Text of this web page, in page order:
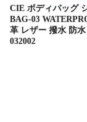
CIE ボディバッグ
BAG-03
革 レザー 撥水 防
032002